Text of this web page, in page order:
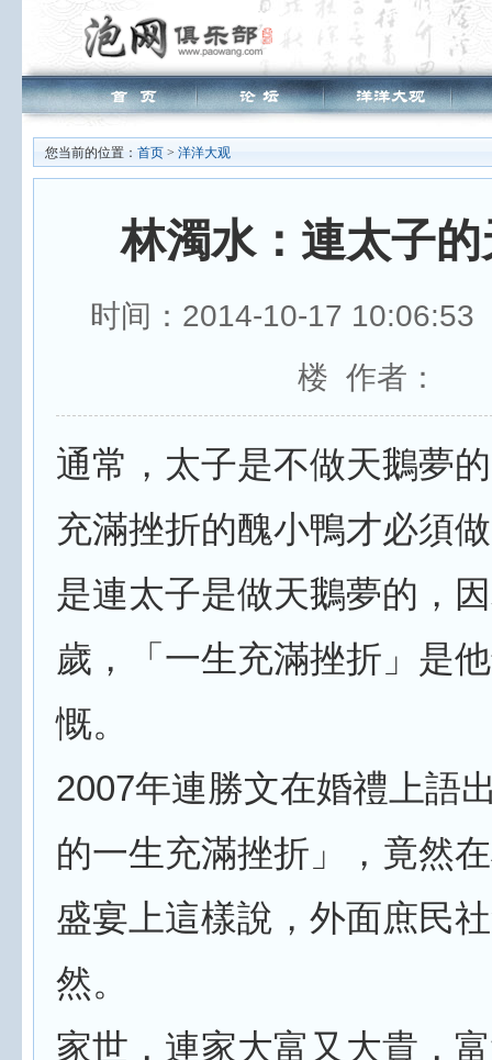
您当前的位置： 首页 > 洋洋大观
林濁水：連太子
时间：2014-10-17 10:06:53
楼 作者：
通常，太子是不做天鵝夢
充滿挫折的醜小鴨才必須
是連太子是做天鵝夢的，
歲，「一生充滿挫折」是
慨。
2007年連勝文在婚禮上語
的一生充滿挫折」，竟然
盛宴上這樣說，外面庶民
然。
家世，連家大富又大貴，